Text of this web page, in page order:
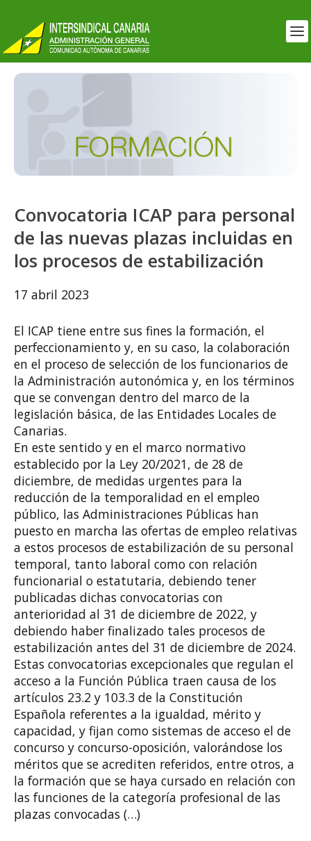
Convocatoria ICAP para personal
de las nuevas plazas incluidas en
los procesos de estabilización
17 abril 2023
El ICAP tiene entre sus fines la formación, el
perfeccionamiento y, en su caso, la colaboración
en el proceso de selección de los funcionarios de
la Administración autonómica y, en los términos
que se convengan dentro del marco de la
legislación básica, de las Entidades Locales de
Canarias.
En este sentido y en el marco normativo
establecido por la Ley 20/2021, de 28 de
diciembre, de medidas urgentes para la
reducción de la temporalidad en el empleo
público, las Administraciones Públicas han
puesto en marcha las ofertas de empleo relativas
a estos procesos de estabilización de su personal
temporal, tanto laboral como con relación
funcionarial o estatutaria, debiendo tener
publicadas dichas convocatorias con
anterioridad al 31 de diciembre de 2022, y
debiendo haber finalizado tales procesos de
estabilización antes del 31 de diciembre de 2024.
Estas convocatorias excepcionales que regulan el
acceso a la Función Pública traen causa de los
artículos 23.2 y 103.3 de la Constitución
Española referentes a la igualdad, mérito y
capacidad, y fijan como sistemas de acceso el de
concurso y concurso-oposición, valorándose los
méritos que se acrediten referidos, entre otros, a
la formación que se haya cursado en relación con
las funciones de la categoría profesional de las
plazas convocadas (…)